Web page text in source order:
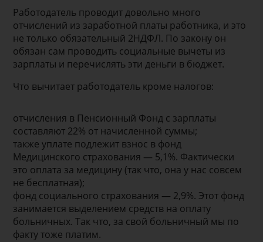
Работодатель проводит довольно много
отчислений из заработной платы работника, и это
не только обязательный 2НДФЛ. По закону он
обязан сам проводить социальные вычеты из
зарплаты и перечислять эти деньги в бюджет.
Что вычитает работодатель кроме налогов:
отчисления в Пенсионный Фонд с зарплаты
составляют 22% от начисленной суммы;
также уплате подлежит взнос в фонд
Медицинского страхования — 5,1%. Фактически
это оплата за медицину (так что, она у нас совсем
не бесплатная);
фонд социального страхования — 2,9%. Этот фонд
занимается выделением средств на оплату
больничных. Так что, за свой больничный мы по
факту тоже платим.